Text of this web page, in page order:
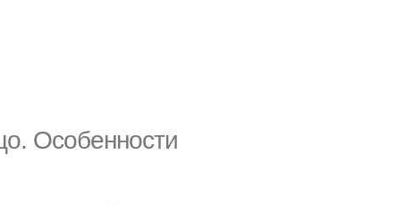
Особенности